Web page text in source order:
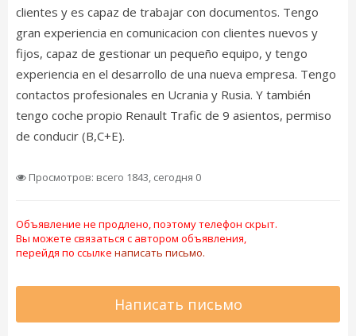
clientes y es capaz de trabajar con documentos. Tengo
gran experiencia en comunicacion con clientes nuevos y
fijos, capaz de gestionar un pequeño equipo, y tengo
experiencia en el desarrollo de una nueva empresa. Tengo
contactos profesionales en Ucrania y Rusia. Y también
tengo coche propio Renault Trafic de 9 asientos, permiso
de conducir (B,C+E).
Просмотров: всего 1843, сегодня 0
Объявление не продлено, поэтому телефон скрыт.
Вы можете связаться с автором объявления,
перейдя по ссылке написать письмо.
Написать письмо